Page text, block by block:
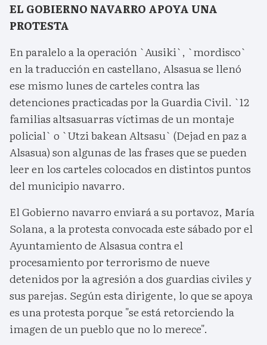
EL GOBIERNO NAVARRO APOYA UNA
PROTESTA
En paralelo a la operación `Ausiki`, `mordisco`
en la traducción en castellano, Alsasua se llenó
ese mismo lunes de carteles contra las
detenciones practicadas por la Guardia Civil. `12
familias altsasuarras víctimas de un montaje
policial` o `Utzi bakean Altsasu` (Dejad en paz a
Alsasua) son algunas de las frases que se pueden
leer en los carteles colocados en distintos puntos
del municipio navarro.
El Gobierno navarro enviará a su portavoz, María
Solana, a la protesta convocada este sábado por el
Ayuntamiento de Alsasua contra el
procesamiento por terrorismo de nueve
detenidos por la agresión a dos guardias civiles y
sus parejas. Según esta dirigente, lo que se apoya
es una protesta porque "se está retorciendo la
imagen de un pueblo que no lo merece".